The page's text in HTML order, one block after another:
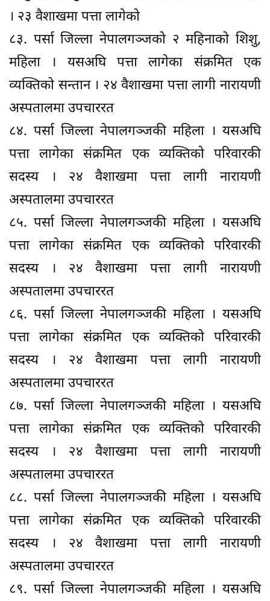
। २३ वैशाखमा पत्ता लागेको
८३. पर्सा जिल्ला नेपालगञ्जको २ महिनाको शिशु,
महिला । यसअघि पत्ता लागेका संक्रमित एक
व्यक्तिको सन्तान । २४ वैशाखमा पत्ता लागी नारायणी
अस्पतालमा उपचाररत
८४. पर्सा जिल्ला नेपालगञ्जकी महिला । यसअघि
पत्ता लागेका संक्रमित एक व्यक्तिको परिवारकी
सदस्य । २४ वैशाखमा पत्ता लागी नारायणी
अस्पतालमा उपचाररत
८५. पर्सा जिल्ला नेपालगञ्जकी महिला । यसअघि
पत्ता लागेका संक्रमित एक व्यक्तिको परिवारकी
सदस्य । २४ वैशाखमा पत्ता लागी नारायणी
अस्पतालमा उपचाररत
८६. पर्सा जिल्ला नेपालगञ्जकी महिला । यसअघि
पत्ता लागेका संक्रमित एक व्यक्तिको परिवारकी
सदस्य । २४ वैशाखमा पत्ता लागी नारायणी
अस्पतालमा उपचाररत
८७. पर्सा जिल्ला नेपालगञ्जकी महिला । यसअघि
पत्ता लागेका संक्रमित एक व्यक्तिको परिवारकी
सदस्य । २४ वैशाखमा पत्ता लागी नारायणी
अस्पतालमा उपचाररत
८८. पर्सा जिल्ला नेपालगञ्जकी महिला । यसअघि
पत्ता लागेका संक्रमित एक व्यक्तिको परिवारकी
सदस्य । २४ वैशाखमा पत्ता लागी नारायणी
अस्पतालमा उपचाररत
८९. पर्सा जिल्ला नेपालगञ्जकी महिला । यसअघि